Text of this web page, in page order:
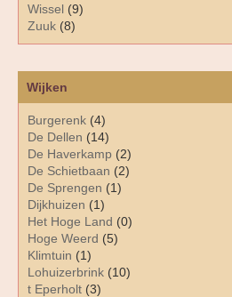
Wissel (9)
Zuuk (8)
Wijken
Burgerenk (4)
De Dellen (14)
De Haverkamp (2)
De Schietbaan (2)
De Sprengen (1)
Dijkhuizen (1)
Het Hoge Land (0)
Hoge Weerd (5)
Klimtuin (1)
Lohuizerbrink (10)
t Eperholt (3)